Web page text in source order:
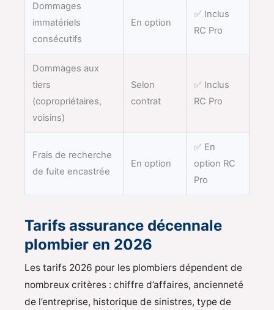
Dommages
immatériels
consécutifs
En option
✅ Inclus
RC Pro
Dommages aux
tiers
(copropriétaires,
voisins)
Selon
contrat
✅ Inclus
RC Pro
Frais de recherche
de fuite encastrée
En option
✅ En
option RC
Pro
Tarifs assurance décennale
plombier en 2026
Les tarifs 2026 pour les plombiers dépendent de
nombreux critères : chiffre d’affaires, ancienneté
de l’entreprise, historique de sinistres, type de